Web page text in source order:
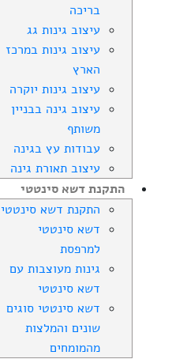
בריכה
עיצוב גינות גג
עיצוב גינות במרכז
הארץ
עיצוב גינות יוקרה
עיצוב גינה בבניין
משותף
עבודות עץ בגינה
עיצוב תאורת גינה
התקנת דשא סינטטי
התקנת דשא סינטטי
דשא סינטטי
למרפסת
גינות מעוצבות עם
דשא סינטטי
דשא סינטטי סוגים
שונים והמלצות
מהמומחים